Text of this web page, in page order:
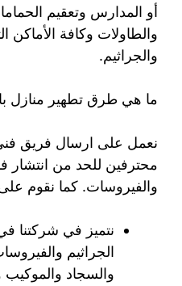
أو المدارس وتعقيم
والطاولات وكافة الأماكن
والجراثيم.
ما هي طرق تطهير منازل
نعمل على ارسال فريق
محترفين للحد من انتشار
والفيروسات. كما نقوم على
نتميز في شركتنا
الجراثيم
والسجاد والموكيب